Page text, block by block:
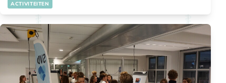
ACTIVITEITEN